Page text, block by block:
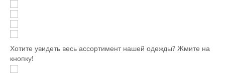
Хотите увидеть весь ассортимент нашей одежды? Жмите на
кнопку!